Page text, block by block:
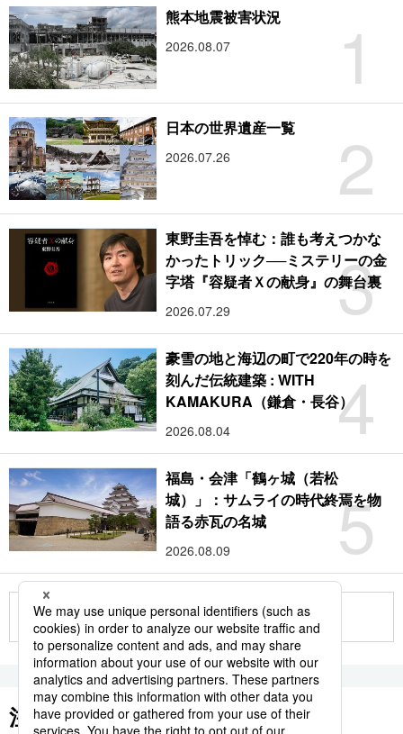
1
熊本地震被害状況
2026.08.07
2
日本の世界遺産一覧
2026.07.26
3
東野圭吾を悼む：誰も考えつかな
かったトリック──ミステリーの金
字塔『容疑者Ｘの献身』の舞台裏
2026.07.29
4
豪雪の地と海辺の町で220年の時を
刻んだ伝統建築 : WITH
KAMAKURA（鎌倉・長谷）
2026.08.04
5
福島・会津「鶴ヶ城（若松
城）」：サムライの時代終焉を物
語る赤瓦の名城
2026.08.09
もっと見る
注目のキーワード